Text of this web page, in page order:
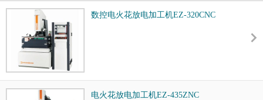
数控电火花放电加工机EZ-320CNC
电火花放电加工机EZ-435ZNC